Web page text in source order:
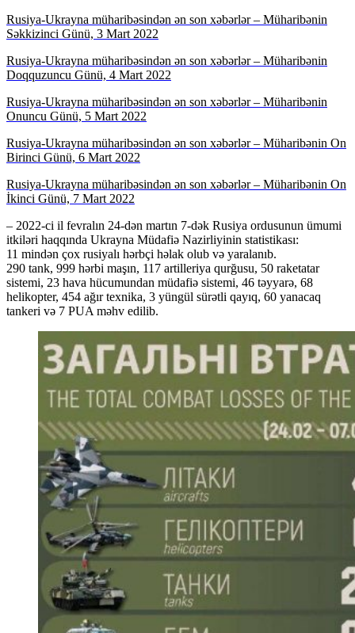
Rusiya-Ukrayna müharibəsindən ən son xəbərlər – Müharibənin
Səkkizinci Günü, 3 Mart 2022
Rusiya-Ukrayna müharibəsindən ən son xəbərlər – Müharibənin
Doqquzuncu Günü, 4 Mart 2022
Rusiya-Ukrayna müharibəsindən ən son xəbərlər – Müharibənin
Onuncu Günü, 5 Mart 2022
Rusiya-Ukrayna müharibəsindən ən son xəbərlər – Müharibənin On
Birinci Günü, 6 Mart 2022
Rusiya-Ukrayna müharibəsindən ən son xəbərlər – Müharibənin On
İkinci Günü, 7 Mart 2022
– 2022-ci il fevralın 24-dən martın 7-dək ​​Rusiya ordusunun ümumi
itkiləri haqqında Ukrayna Müdafiə Nazirliyinin statistikası:
11 mindən çox rusiyalı hərbçi həlak olub və yaralanıb.
290 tank, 999 hərbi maşın, 117 artilleriya qurğusu, 50 raketatar
sistemi, 23 hava hücumundan müdafiə sistemi, 46 təyyarə, 68
helikopter, 454 ağır texnika, 3 yüngül sürətli qayıq, 60 yanacaq
tankeri və 7 PUA məhv edilib.